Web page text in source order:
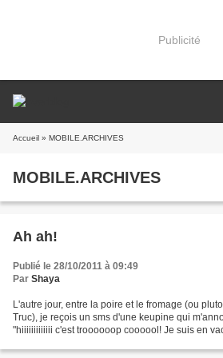
Publicité
Accueil » MOBILE.ARCHIVES
MOBILE.ARCHIVES
Ah ah!
Publié le 28/10/2011 à 09:49
Par Shaya
L'autre jour, entre la poire et le fromage (ou
Truc), je reçois un sms d'une keupine qui
"hiiiiiiiiiiiii c'est troooooop coooool! Je suis en